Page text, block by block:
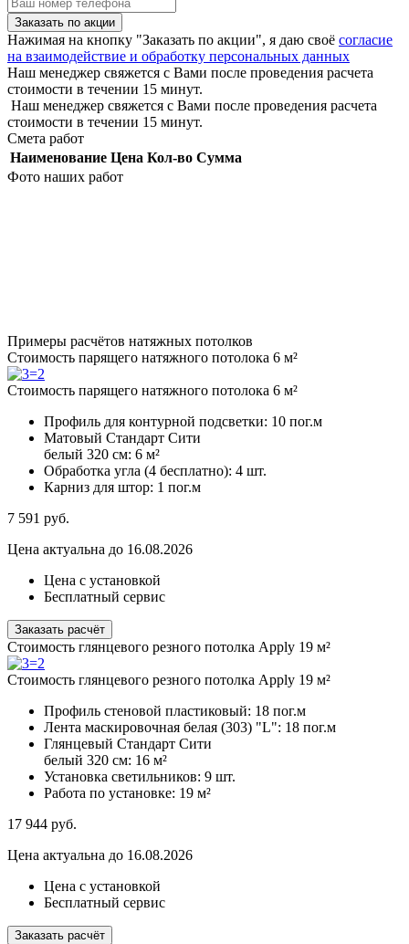
Заказать по акции
Нажимая на кнопку "Заказать по акции", я даю своё согласие
на взаимодействие и обработку персональных данных
Наш менеджер свяжется с Вами после проведения расчета
стоимости в течении 15 минут.
Наш менеджер свяжется с Вами после проведения расчета
стоимости в течении 15 минут.
Смета работ
Наименование Цена Кол-во Сумма
Фото наших работ
Примеры расчётов натяжных потолков
Стоимость парящего натяжного потолока 6 м²
Стоимость парящего натяжного потолока 6 м²
Профиль для контурной подсветки: 10 пог.м
Матовый Стандарт Сити
белый 320 см: 6 м²
Обработка угла (4 бесплатно): 4 шт.
Карниз для штор: 1 пог.м
7 591 руб.
Цена актуальна до 16.08.2026
Цена с установкой
Бесплатный сервис
Заказать расчёт
Стоимость глянцевого резного потолка Apply 19 м²
Стоимость глянцевого резного потолка Apply 19 м²
Профиль стеновой пластиковый: 18 пог.м
Лента маскировочная белая (303) "L": 18 пог.м
Глянцевый Стандарт Сити
белый 320 см: 16 м²
Установка светильников: 9 шт.
Работа по установке: 19 м²
17 944 руб.
Цена актуальна до 16.08.2026
Цена с установкой
Бесплатный сервис
Заказать расчёт